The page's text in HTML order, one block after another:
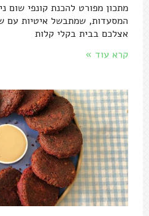
מתכון מפורט להכנת קונפי שום
המסעדות, שמתבשל איטיות עם
אצלכם בבית בקלי קלות
קרא עוד »